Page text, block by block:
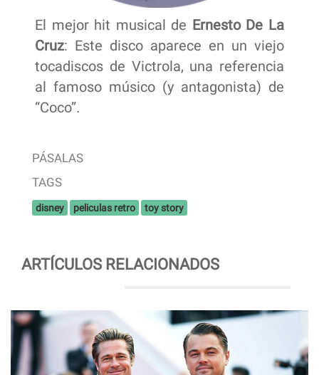
El mejor hit musical de Ernesto De La
Cruz: Este disco aparece en un viejo
tocadiscos de Victrola, una referencia
al famoso músico (y antagonista) de
“Coco”.
PÁSALAS
TAGS
disney peliculas retro toy story
ARTÍCULOS RELACIONADOS